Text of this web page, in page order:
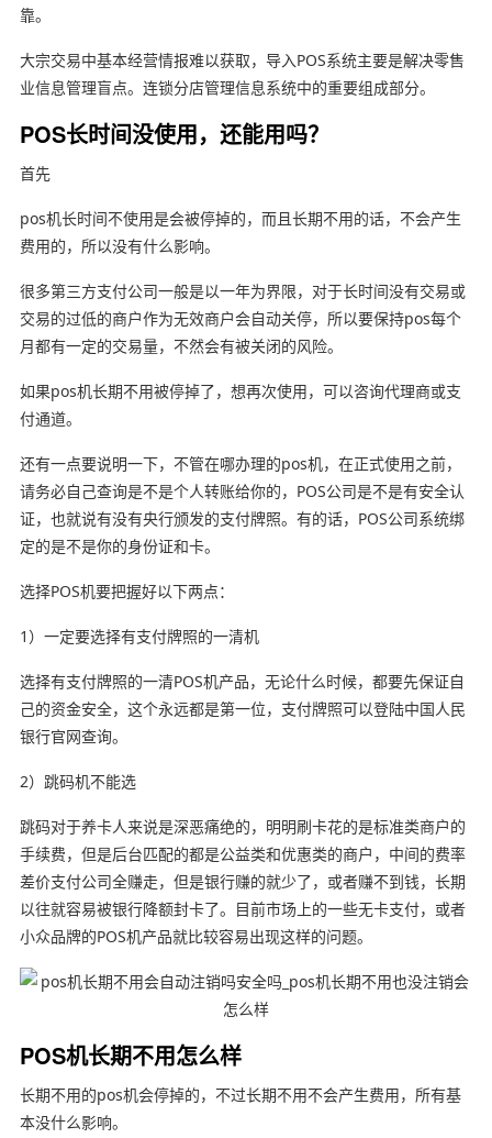
靠。
大宗交易中基本经营情报难以获取，导入POS系统主要是解决零售
业信息管理盲点。连锁分店管理信息系统中的重要组成部分。
POS长时间没使用，还能用吗？
首先
pos机长时间不使用是会被停掉的，而且长期不用的话，不会产生
费用的，所以没有什么影响。
很多第三方支付公司一般是以一年为界限，对于长时间没有交易或
交易的过低的商户作为无效商户会自动关停，所以要保持pos每个
月都有一定的交易量，不然会有被关闭的风险。
如果pos机长期不用被停掉了，想再次使用，可以咨询代理商或支
付通道。
还有一点要说明一下，不管在哪办理的pos机，在正式使用之前，
请务必自己查询是不是个人转账给你的，POS公司是不是有安全认
证，也就说有没有央行颁发的支付牌照。有的话，POS公司系统绑
定的是不是你的身份证和卡。
选择POS机要把握好以下两点：
1）一定要选择有支付牌照的一清机
选择有支付牌照的一清POS机产品，无论什么时候，都要先保证自
己的资金安全，这个永远都是第一位，支付牌照可以登陆中国人民
银行官网查询。
2）跳码机不能选
跳码对于养卡人来说是深恶痛绝的，明明刷卡花的是标准类商户的
手续费，但是后台匹配的都是公益类和优惠类的商户，中间的费率
差价支付公司全赚走，但是银行赚的就少了，或者赚不到钱，长期
以往就容易被银行降额封卡了。目前市场上的一些无卡支付，或者
小众品牌的POS机产品就比较容易出现这样的问题。
POS机长期不用怎么样
长期不用的pos机会停掉的，不过长期不用不会产生费用，所有基
本没什么影响。